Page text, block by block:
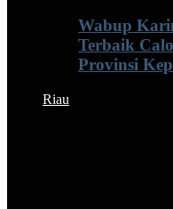
Wabup
Terbaik
Provinsi
Riau